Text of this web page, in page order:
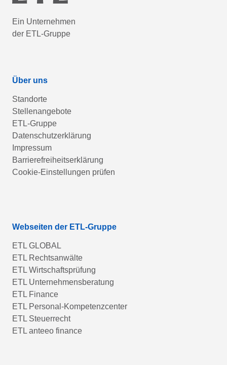
Ein Unternehmen
der ETL-Gruppe
Über uns
Standorte
Stellenangebote
ETL-Gruppe
Datenschutzerklärung
Impressum
Barrierefreiheitserklärung
Cookie-Einstellungen prüfen
Webseiten der ETL-Gruppe
ETL GLOBAL
ETL Rechtsanwälte
ETL Wirtschaftsprüfung
ETL Unternehmensberatung
ETL Finance
ETL Personal-Kompetenzcenter
ETL Steuerrecht
ETL anteeo finance